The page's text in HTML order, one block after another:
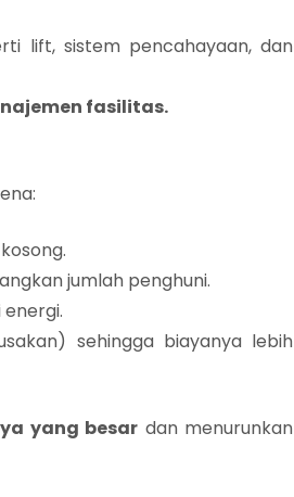
lift, sistem pencahayaan, dan
fasilitas.
jumlah penghuni.
sehingga biayanya lebih
yang besar dan menurunkan